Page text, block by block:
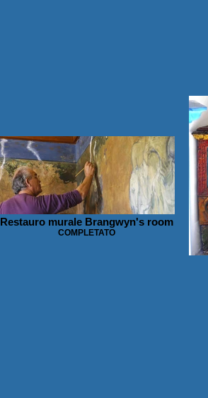
Restauro murale Brangwyn's room
COMPLETATO